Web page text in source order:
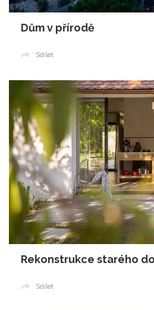
Dům v přírodě
Sdílet
Rekonstrukce starého
Sdílet